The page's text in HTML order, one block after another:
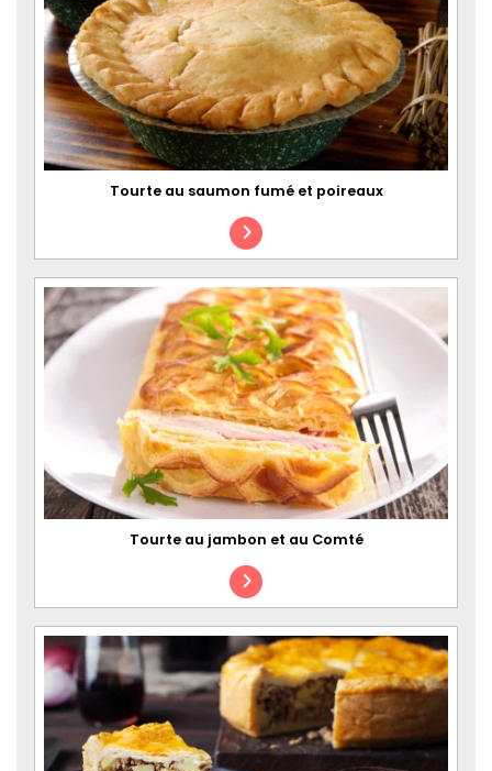
Tourte au saumon fumé et poireaux
Tourte au jambon et au Comté